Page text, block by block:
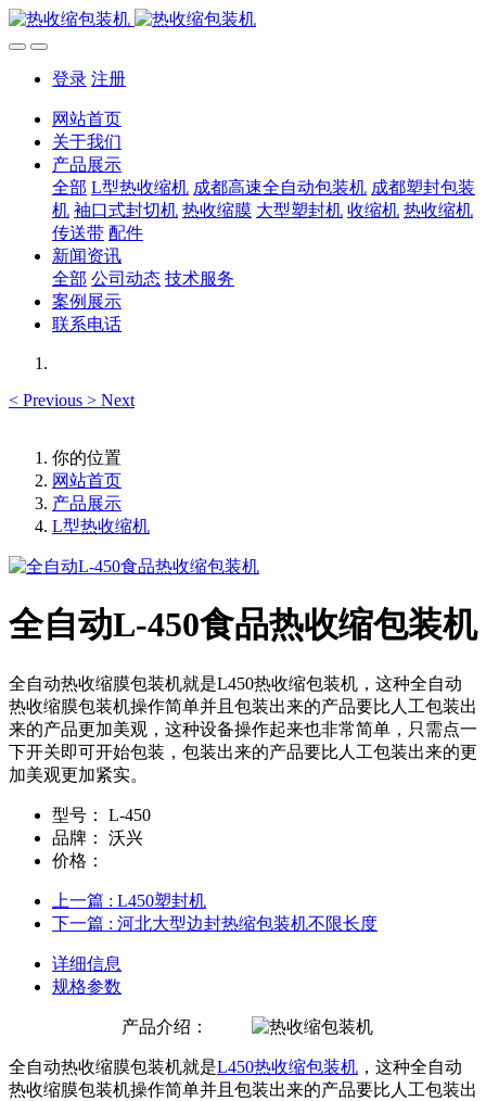
登录 注册
网站首页
关于我们
产品展示
全部 L型热收缩机 成都高速全自动包装机 成都塑封包装
机 袖口式封切机 热收缩膜 大型塑封机 收缩机 热收缩机
传送带 配件
新闻资讯
全部 公司动态 技术服务
案例展示
联系电话
< Previous > Next
你的位置
网站首页
产品展示
L型热收缩机
全自动L-450食品热收缩包装机
全自动热收缩膜包装机就是L450热收缩包装机，这种全自动
热收缩膜包装机操作简单并且包装出来的产品要比人工包装出
来的产品更加美观，这种设备操作起来也非常简单，只需点一
下开关即可开始包装，包装出来的产品要比人工包装出来的更
加美观更加紧实。
型号：
L-450
品牌：
沃兴
价格：
上一篇 : L450塑封机
下一篇 : 河北大型边封热缩包装机不限长度
详细信息
规格参数
产品介绍：
全自动热收缩膜包装机就是L450热收缩包装机 ，这种全自动
热收缩膜包装机操作简单并且包装出来的产品要比人工包装出